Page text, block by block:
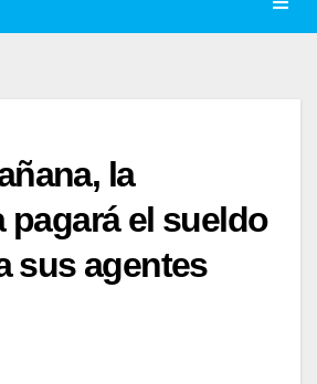
la
pagará el sueldo
sus agentes